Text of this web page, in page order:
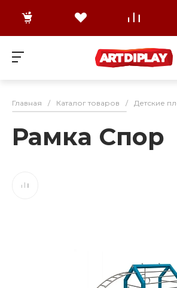
Главная / Каталог товаров / Детские
Рамка Спор